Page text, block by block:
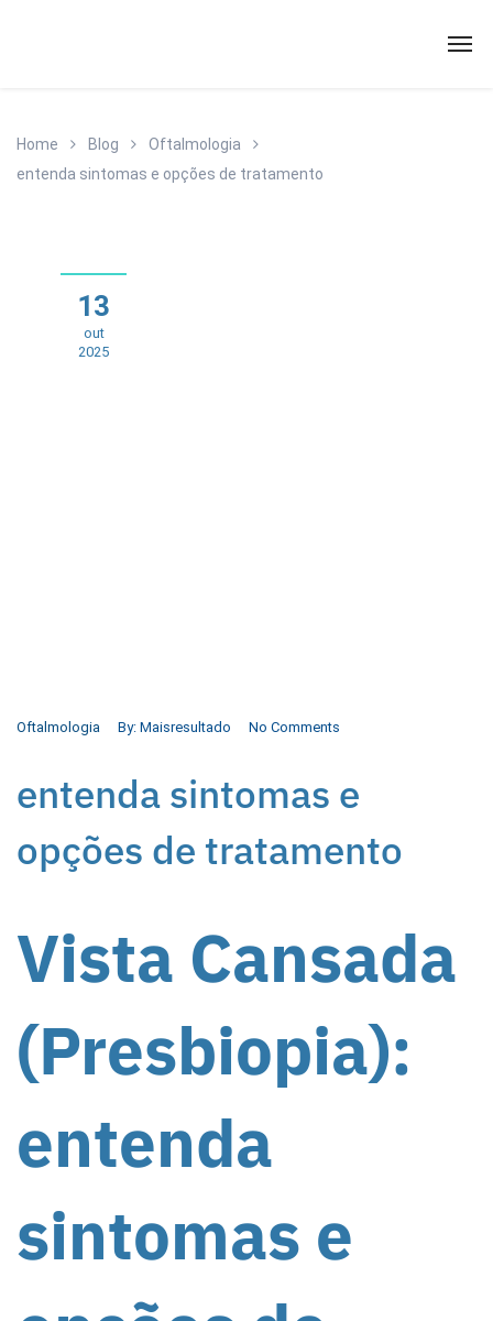
Home Blog
Oftalmologia
entenda sintomas e opções de tratamento
13
out
2025
Oftalmologia By: Maisresultado No Comments
entenda sintomas e
opções de tratamento
Vista Cansada
(Presbiopia):
entenda
sintomas e